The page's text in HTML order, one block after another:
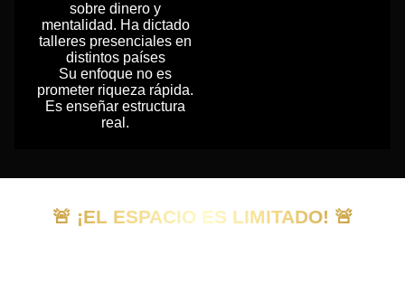
sobre dinero y
mentalidad. Ha dictado
talleres presenciales en
distintos países
Su enfoque no es
prometer riqueza rápida.
Es enseñar estructura
real.
🚨 ¡EL ESPACIO ES LIMITADO! 🚨